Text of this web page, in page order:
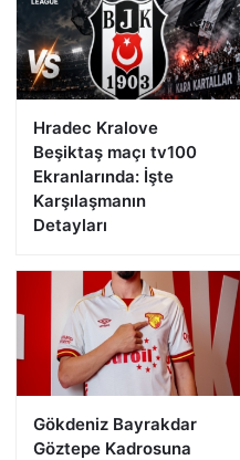
Hradec Kralove
Beşiktaş maçı tv100
Ekranlarında: İşte
Karşılaşmanın
Detayları
Gökdeniz Bayrakdar
Göztepe Kadrosuna